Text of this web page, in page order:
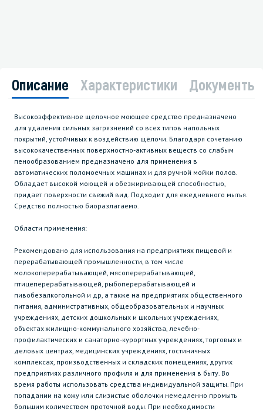
Описание Характеристики Документы
Высокоэффективное щелочное моющее средство предназначено
для удаления сильных загрязнений со всех типов напольных
покрытий, устойчивых к воздействию щёлочи. Благодаря сочетанию
высококачественных поверхностно-активных веществ со слабым
пенообразованием предназначено для применения в
автоматических поломоечных машинах и для ручной мойки полов.
Обладает высокой моющей и обезжиривающей способностью,
придает поверхности свежий вид. Подходит для ежедневного мытья.
Средство полностью биоразлагаемо.
Области применения:
Рекомендовано для использования на предприятиях пищевой и
перерабатывающей промышленности, в том числе
молокоперерабатывающей, мясоперерабатывающей,
птицеперерабатывающей, рыбоперерабатывающей и
пивобезалкогольной и др, а также на предприятиях общественного
питания, административных, общеобразовательных и научных
учреждениях, детских дошкольных и школьных учреждениях,
объектах жилищно-коммунального хозяйства, лечебно-
профилактических и санаторно-курортных учреждениях, торговых и
деловых центрах, медицинских учреждениях, гостиничных
комплексах, производственных и складских помещениях, других
предприятиях различного профиля и для применения в быту. Во
время работы использовать средства индивидуальной защиты. При
попадании на кожу или слизистые оболочки немедленно промыть
большим количеством проточной воды. При необходимости